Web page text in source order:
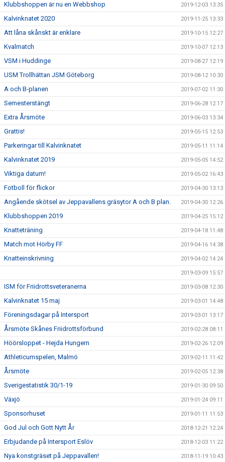
Klubbshoppen är nu en Webbshop 2019-12-03 13:35
Kalvinknatet 2020 2019-11-25 13:33
Att låna skånskt är enklare 2019-10-15 12:27
Kvalmatch 2019-10-07 12:13
VSM i Huddinge 2019-08-27 12:19
USM Trollhättan JSM Göteborg 2019-08-12 10:30
A och B-planen 2019-07-02 11:30
Semesterstängt 2019-06-28 12:17
Extra Årsmöte 2019-06-03 13:34
Grattis! 2019-05-15 12:53
Parkeringar till Kalvinknatet 2019-05-11 11:14
Kalvinknatet 2019 2019-05-05 14:52
Viktiga datum! 2019-05-02 16:43
Fotboll för flickor 2019-04-30 13:13
Angående skötsel av Jeppavallens gräsytor A och B plan. 2019-04-30 12:26
Klubbshoppen 2019 2019-04-25 15:12
Knatteträning 2019-04-18 11:48
Match mot Hörby FF 2019-04-16 14:38
Knatteinskrivning 2019-04-02 14:24
2019-03-09 15:57
ISM för Friidrottsveteranerna 2019-03-08 12:30
Kalvinknatet 15 maj 2019-03-01 14:48
Föreningsdagar på Intersport 2019-03-01 13:17
Årsmöte Skånes Friidrottsförbund 2019-02-28 08:11
Höörsloppet - Hejda Hungern 2019-02-26 12:09
Athleticumspelen, Malmö 2019-02-11 11:42
Årsmöte 2019-02-05 12:38
Sverigestatistik 30/1-19 2019-01-30 09:50
Växjö 2019-01-24 09:11
Sponsorhuset 2019-01-11 11:53
God Jul och Gott Nytt År 2018-12-21 12:24
Erbjudande på Intersport Eslöv 2018-12-03 11:22
Nya konstgräset på Jeppavallen! 2018-11-19 10:43